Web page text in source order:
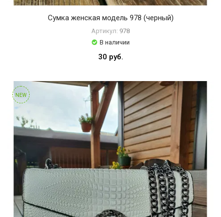
Сумка женская модель 978 (черный)
Артикул: 978
В наличии
30 руб.
NEW